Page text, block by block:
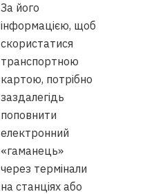
За його
інформацією, щоб
скористатися
транспортною
картою, потрібно
заздалегідь
поповнити
електронний
«гаманець»
через термінали
на станціях або